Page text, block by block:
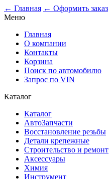
← Главная ← Оформить заказ
Меню
Главная
О компании
Контакты
Корзина
Поиск по автомобилю
Запрос по VIN
Каталог
Каталог
АвтоЗапчасти
Восстановление резьбы
Детали крепежные
Строительство и ремонт
Аксессуары
Химия
Инструмент